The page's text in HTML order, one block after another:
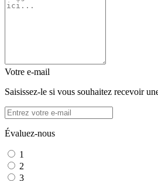
Votre e-mail
Saisissez-le si vous souhaitez recevoir
Évaluez-nous
1
2
3